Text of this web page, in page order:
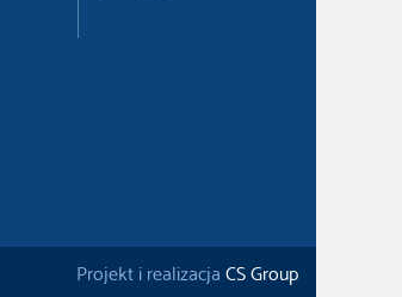
Projekt i realizacjaCS Group